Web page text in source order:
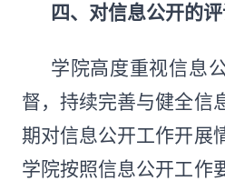
四、对信息公开的
学院高度重视信息
督，持续完善与健全信
期对信息公开工作开展
学院按照信息公开工作